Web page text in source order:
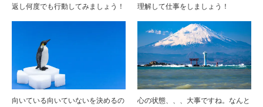
返し何度でも行動してみましょう！
理解して仕事をしましょう！
向いている向いていないを決めるの
心の状態、、、大事ですね。なんと